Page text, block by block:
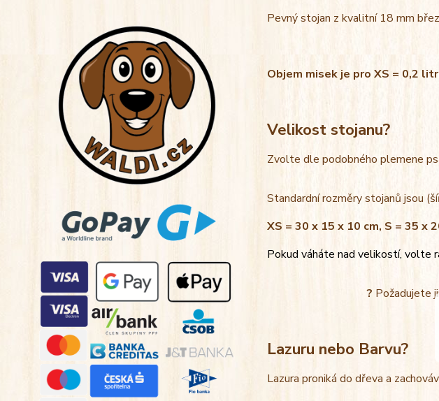
Pevný stojan z kvalitní 18 mm
Objem misek je pro XS = 0,2
Velikost stojanu?
Zvolte dle podobného plemene
Standardní rozměry stojanů jsou
XS = 30 x 15 x 10 cm, S = 35 x
Pokud váháte nad velikostí, volte
? Požadujete
Lazuru nebo Barvu?
Lazura proniká do dřeva a